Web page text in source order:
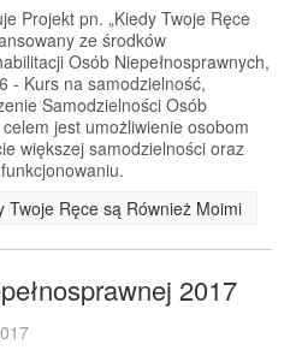
Projekt pn. „Kiedy Twoje Ręce
ze środków
Osób Niepełnosprawnych,
- Kurs na samodzielność,
Samodzielności Osób
jest umożliwienie osobom
większej samodzielności oraz
Twoje Ręce są Również Moimi
2017